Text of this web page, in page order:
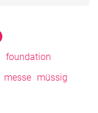
foundation
messe müssig